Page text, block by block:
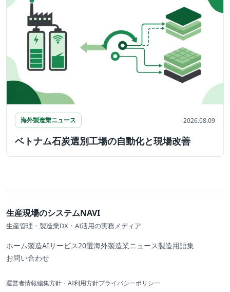
海外製造業ニュース 2026.08.09
ベトナム石炭選別工場の自動化と現場改善
生産現場のシステムNAVI
生産管理・製造業DX・AI活用の実務メディア
ホーム製造AIサービス20選海外製造業ニュース製造用語集
お問い合わせ
運営者情報編集方針・AI利用方針プライバシーポリシー